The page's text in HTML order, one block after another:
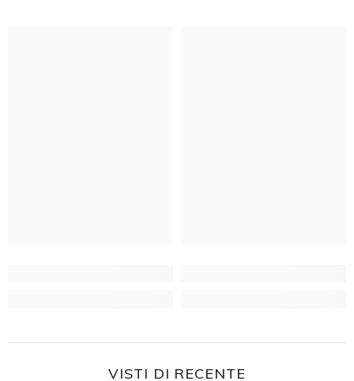
VISTI DI RECENTE